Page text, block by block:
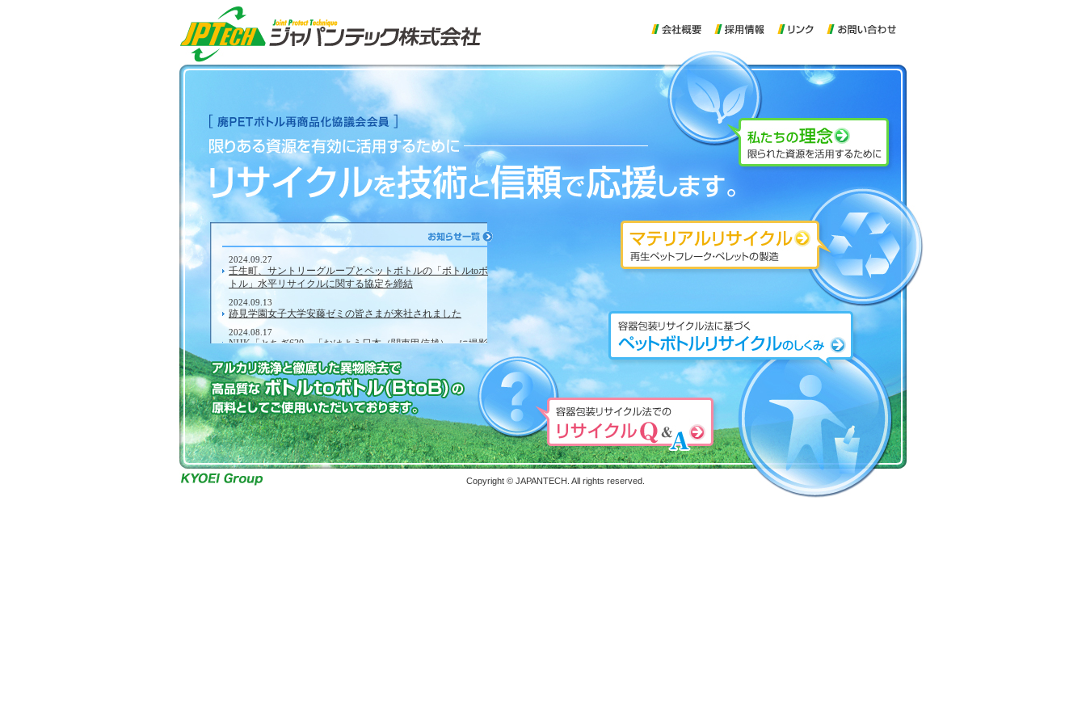
2024.09.27
壬生町、サントリーグループとペットボトルの「ボトルtoボ
トル」水平リサイクルに関する協定を締結
2024.09.13
跡見学園女子大学安藤ゼミの皆さまが来社されました
2024.08.17
NHK「とちぎ630」「おはよう日本（関東甲信越）」に撮影
協力を行いました
2024.06.07
環境省環境月間に合わせた動画企画へ撮影協力をいたしまし
た
2024.05.31
取材協力をした容器包装リサイクル協会会報誌「容リ協ニュ
ース」が発行されました
Copyright © JAPANTECH. All rights reserved.